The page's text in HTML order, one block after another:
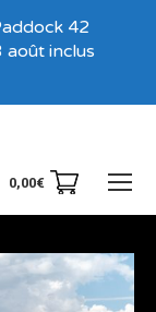
0,00€
!
42
août inclus